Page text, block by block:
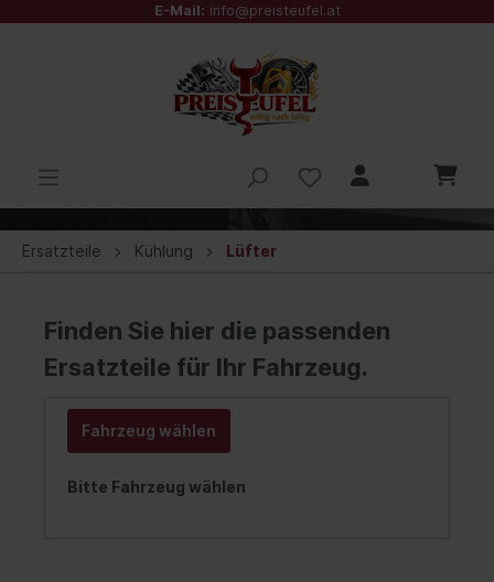
E-Mail: info@preisteufel.at
Ersatzteile Kühlung Lüfter
Finden Sie hier die passenden
Ersatzteile für Ihr Fahrzeug.
Fahrzeug wählen
Bitte Fahrzeug wählen